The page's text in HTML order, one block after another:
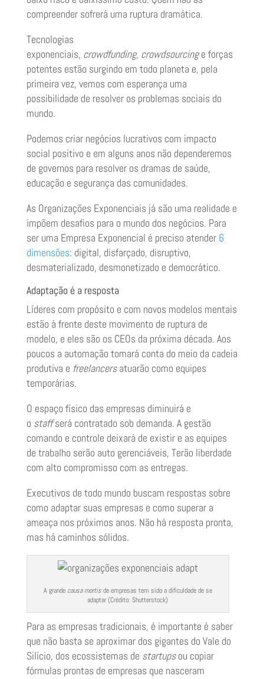
compreender sofrerá uma ruptura dramática.
Tecnologias
exponenciais, crowdfunding, crowdsourcinge forças
potentes estão surgindo em todo planeta e, pela
primeira vez, vemos com esperança uma
possibilidade de resolver os problemas sociais do
mundo.
Podemos criar negócios lucrativos com impacto
social positivo e em alguns anos não dependeremos
de governos para resolver os dramas de saúde,
educação e segurança das comunidades.
As Organizações Exponenciais já são uma realidade e
impõem desafios para o mundo dos negócios. Para
ser uma Empresa Exponencial é preciso atender 6
dimensões: digital, disfarçado, disruptivo,
desmaterializado, desmonetizado e democrático.
Adaptação é a resposta
Líderes com propósito e com novos modelos mentais
estão à frente deste movimento de ruptura de
modelo, e eles são os CEOs da próxima década. Aos
poucos a automação tomará conta do meio da cadeia
produtiva e freelancersatuarão como equipes
temporárias.
O espaço físico das empresas diminuirá e
o staffserá contratado sob demanda. A gestão
comando e controle deixará de existir e as equipes
de trabalho serão auto gerenciáveis, Terão liberdade
com alto compromisso com as entregas.
Executivos de todo mundo buscam respostas sobre
como adaptar suas empresas e como superar a
ameaça nos próximos anos. Não há resposta pronta,
mas há caminhos sólidos.
A grande causa mortisde empresas tem sido a dificuldade de se
adaptar (Crédito: Shutterstock)
Para as empresas tradicionais, é importante é saber
que não basta se aproximar dos gigantes do Vale do
Silício, dos ecossistemas de startupsou copiar
fórmulas prontas de empresas que nasceram